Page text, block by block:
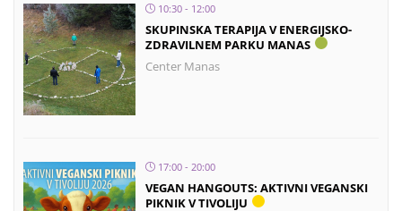
10:30 - 12:00
SKUPINSKA TERAPIJA V ENERGIJSKO-
ZDRAVILNEM PARKU MANAS
Center Manas
17:00 - 20:00
VEGAN HANGOUTS: AKTIVNI VEGANSKI
PIKNIK V TIVOLIJU